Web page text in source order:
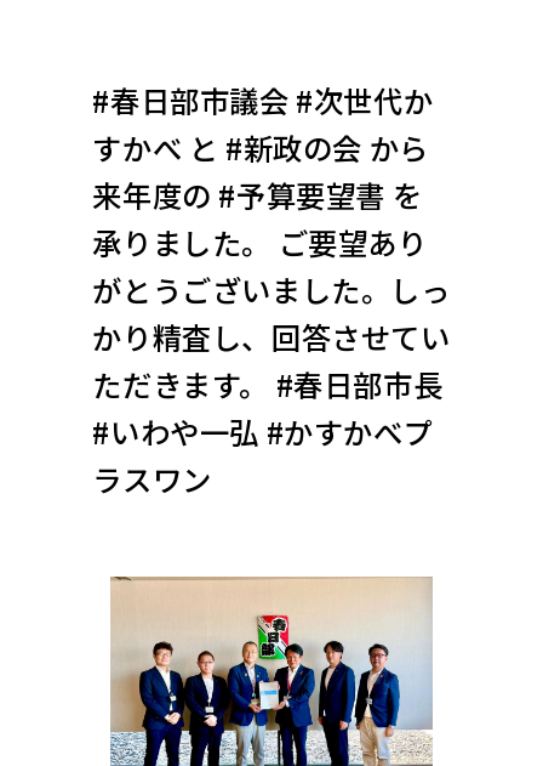
#春日部市議会 #次世代か
すかべ と #新政の会 から
来年度の #予算要望書 を
承りました。 ご要望あり
がとうございました。しっ
かり精査し、回答させてい
ただきます。 #春日部市長
#いわや一弘 #かすかべプ
ラスワン